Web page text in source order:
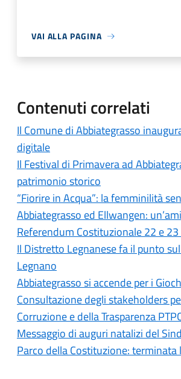
VAI ALLA PAGINA
Contenuti correlati
Il Comune di Abbiategrasso
digitale
Il Festival di Primavera ad
patrimonio storico
“Fiorire in Acqua”: la femminilità
Abbiategrasso ed Ellwangen:
Referendum Costituzionale 22 e
Il Distretto Legnanese fa il punto
Legnano
Abbiategrasso si accende per i
Consultazione degli stakeholders
Corruzione e della Trasparenza
Messaggio di auguri natalizi del
Parco della Costituzione: